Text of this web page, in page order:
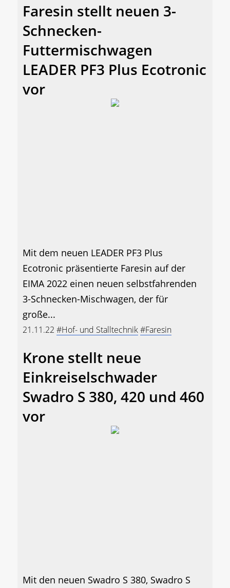
Faresin stellt neuen 3-
Schnecken-
Futtermischwagen
LEADER PF3 Plus Ecotronic
vor
Mit dem neuen LEADER PF3 Plus
Ecotronic präsentierte Faresin auf der
EIMA 2022 einen neuen selbstfahrenden
3-Schnecken-Mischwagen, der für
große...
21.11.22 #Hof- und Stalltechnik#Faresin
Krone stellt neue
Einkreiselschwader
Swadro S 380, 420 und 460
vor
Mit den neuen Swadro S 380, Swadro S